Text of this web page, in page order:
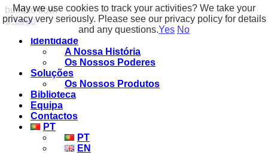
build to flow.
Identidade
A Nossa História
Os Nossos Poderes
Soluções
Os Nossos Produtos
Biblioteca
Equipa
Contactos
PT
PT
EN
May we use cookies to track your activities? We take your
privacy very seriously. Please see our privacy policy for details
and any questions.Yes No